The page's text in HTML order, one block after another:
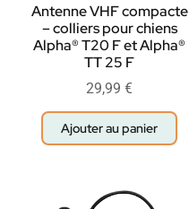
Antenne VHF compacte
– colliers pour chiens
Alpha® T20 F et Alpha®
TT 25 F
29,99 €
Ajouter au panier